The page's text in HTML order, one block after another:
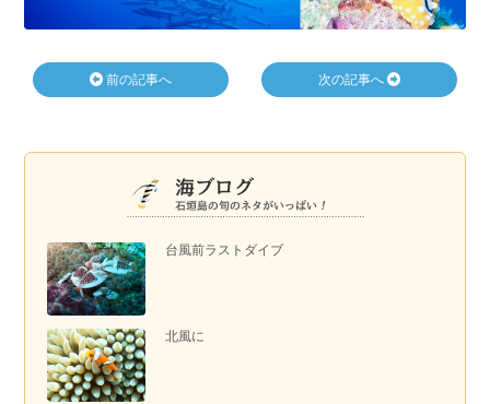
台風前ラストダイブ
北風に
前の記事へ 次の記事へ